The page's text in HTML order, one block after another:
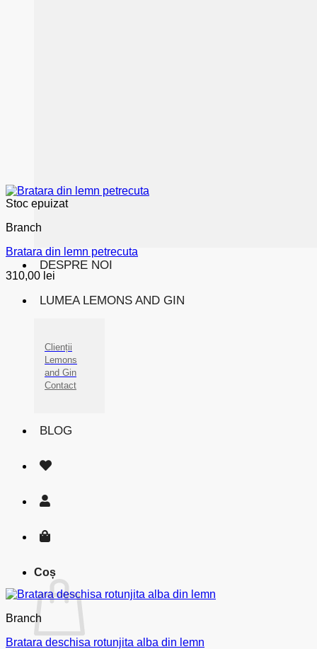
DESPRE NOI
LUMEA LEMONS AND GIN
Clienții
Lemons
and Gin
Contact
BLOG
Coș
Stoc epuizat
Branch
Bratara din lemn petrecuta
310,00 lei
Branch
Bratara deschisa rotunjita alba din lemn